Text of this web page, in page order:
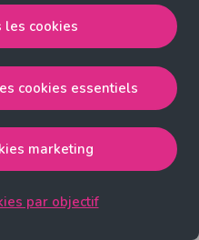
par objectif'.
fonctionnalité et
essentielsaccepte
les cookies
cookies essentiels
marketing
par objectif